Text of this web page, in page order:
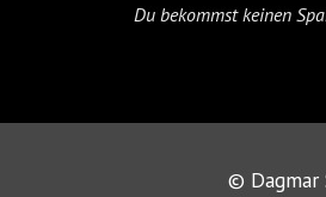
Du bekommst keinen
© Dagmar